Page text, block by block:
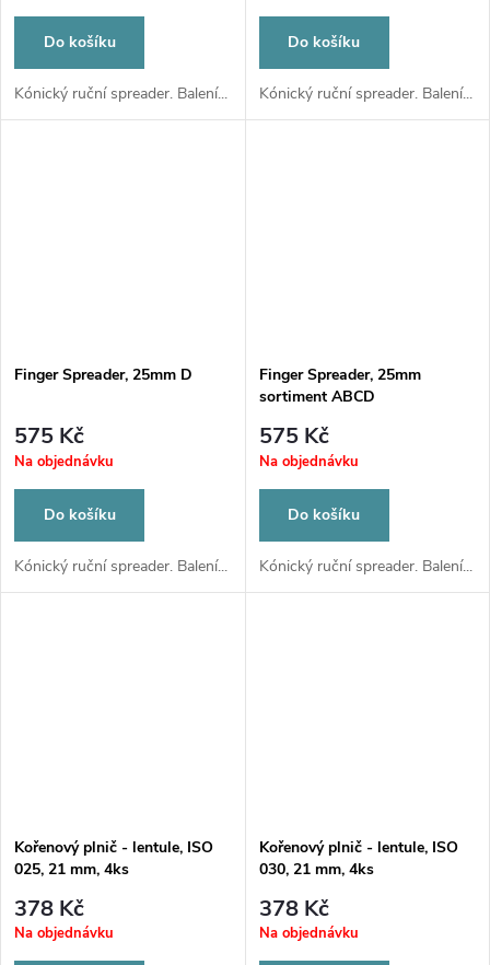
Do košíku
Kónický ruční spreader. Balení...
Do košíku
Kónický ruční spreader. Balení...
Finger Spreader, 25mm D
575 Kč
Na objednávku
Do košíku
Kónický ruční spreader. Balení...
Finger Spreader, 25mm
sortiment ABCD
575 Kč
Na objednávku
Do košíku
Kónický ruční spreader. Balení...
Kořenový plnič - lentule, ISO
025, 21 mm, 4ks
378 Kč
Na objednávku
Kořenový plnič - lentule, ISO
030, 21 mm, 4ks
378 Kč
Na objednávku